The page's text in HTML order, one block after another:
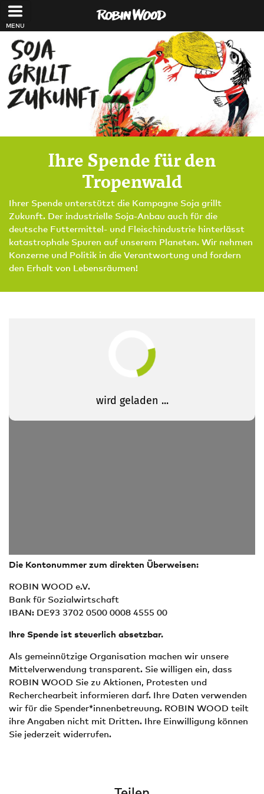
Direkt zum Inhalt
Ihre Spende für den
Tropenwald
Ihrer Spende unterstützt die Kampagne Soja grillt
Zukunft. Der industrielle Soja-Anbau auch für die
deutsche Futtermittel- und Fleischindustrie hinterlässt
katastrophale Spuren auf unserem Planeten. Wir nehmen
Konzerne und Politik in die Verantwortung und fordern
den Erhalt von Lebensräumen!
Die Kontonummer zum direkten Überweisen:
ROBIN WOOD e.V.
Bank für Sozialwirtschaft
IBAN: DE93 3702 0500 0008 4555 00
Ihre Spende ist steuerlich absetzbar.
Als gemeinnützige Organisation machen wir unsere
Mittelverwendung transparent. Sie willigen ein, dass
ROBIN WOOD Sie zu Aktionen, Protesten und
Recherchearbeit informieren darf. Ihre Daten verwenden
wir für die Spender*innenbetreuung. ROBIN WOOD teilt
ihre Angaben nicht mit Dritten. Ihre Einwilligung können
Sie jederzeit widerrufen.